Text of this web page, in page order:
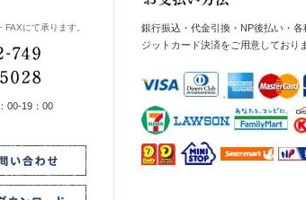
にて承ります。
00-19：00
銀行振込・代金引換・NP後払い・各
ジットカード決済をご用意しており